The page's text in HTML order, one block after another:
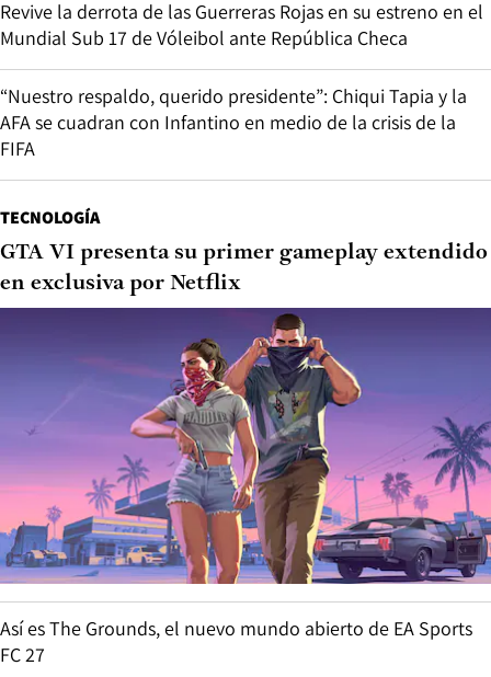
Revive la derrota de las Guerreras Rojas en su estreno en el
Mundial Sub 17 de Vóleibol ante República Checa
“Nuestro respaldo, querido presidente”: Chiqui Tapia y la
AFA se cuadran con Infantino en medio de la crisis de la
FIFA
TECNOLOGÍA
GTA VI presenta su primer gameplay extendido
en exclusiva por Netflix
Así es The Grounds, el nuevo mundo abierto de EA Sports
FC 27